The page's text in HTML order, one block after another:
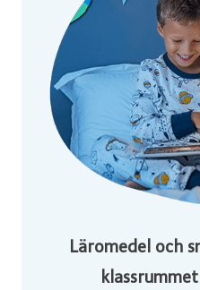
Läromedel och